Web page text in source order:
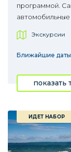
программой.
автомобильные
Экскурсии
Ближайшие даты
показать
ИДЕТ НАБОР